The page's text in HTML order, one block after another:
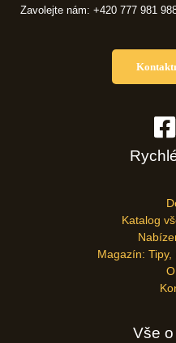
Zavolejte nám: +420 777 981
Katalog
Magazín:
Vše